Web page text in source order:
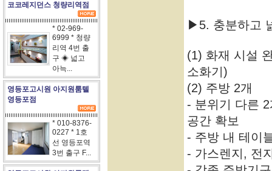
코코레지던스 청량리역점
* 02-969-
6999 * 청량
리역 4번 출
구 ◈ 넓고
아늑...
영등포고시원 아지원룸텔
영등포점
* 010-8376-
0227 * 1호
선 영등포역
3번 출구 F...
▶5. 충분하고
(1) 화재 시설
소화기)
(2) 주방 2개
- 분위기 다른
공간 확보
- 주방 내 테이
- 가스렌지, 전